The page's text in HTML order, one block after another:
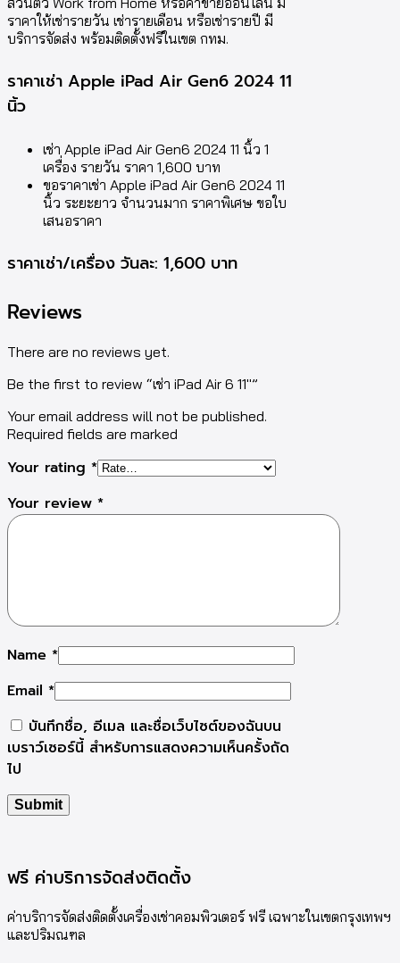
ราคาให้เช่ารายวัน เช่ารายเดือน หรือเช่ารายปี มี
บริการจัดส่ง พร้อมติดตั้งฟรีในเขต กทม.
ราคาเช่า Apple iPad Air Gen6 2024 11
นิ้ว
เช่า Apple iPad Air Gen6 2024 11 นิ้ว 1
เครื่อง รายวัน ราคา 1,600 บาท
ขอราคาเช่า Apple iPad Air Gen6 2024 11
นิ้ว ระยะยาว จำนวนมาก ราคาพิเศษ ขอใบ
เสนอราคา
ราคาเช่า/เครื่อง วันละ: 1,600 บาท
Reviews
There are no reviews yet.
Be the first to review “เช่า iPad Air 6 11″”
Your email address will not be published.
Required fields are marked
Your rating *
Your review *
Name *
Email *
บันทึกชื่อ, อีเมล และชื่อเว็บไซต์ของฉันบน
เบราว์เซอร์นี้ สำหรับการแสดงความเห็นครั้งถัด
ไป
ฟรี ค่าบริการจัดส่งติดตั้ง
ค่าบริการจัดส่งติดตั้งเครื่องเช่าคอมพิวเตอร์ ฟรี เฉพาะในเขตกรุงเทพฯ
และปริมณฑล